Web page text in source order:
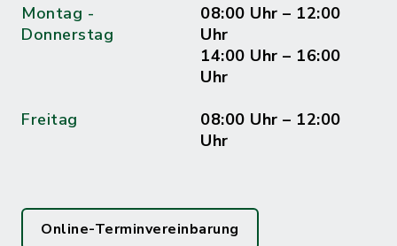
Montag -
Donnerstag
08:00 Uhr – 12:00
Uhr
14:00 Uhr – 16:00
Uhr
Freitag
08:00 Uhr – 12:00
Uhr
Online-Terminvereinbarung